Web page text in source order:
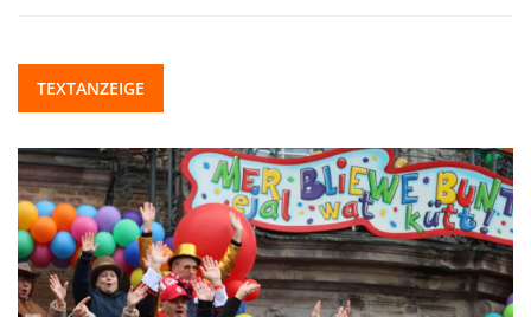
TEXTANZEIGE